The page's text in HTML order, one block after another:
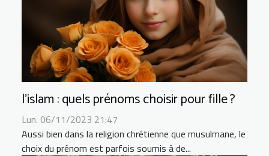
l’islam : quels prénoms choisir pour fille ?
Lun. 06/11/2023 21:47
Aussi bien dans la religion chrétienne que musulmane, le
choix du prénom est parfois soumis à de...